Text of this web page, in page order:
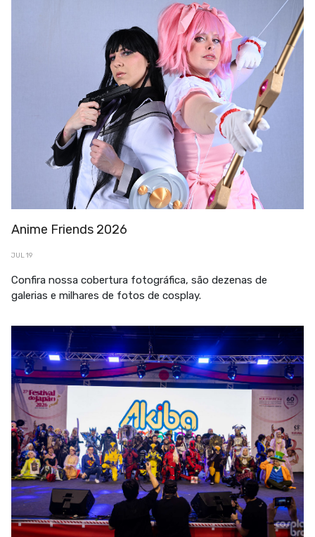
Anime Friends 2026
JUL 19
Confira nossa cobertura fotográfica, são dezenas de
galerias e milhares de fotos de cosplay.